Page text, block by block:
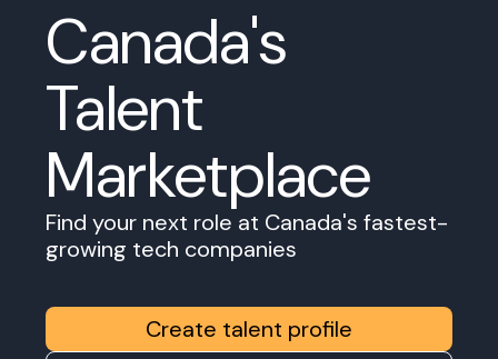
Canada's
Talent
Marketplace
Find your next role at Canada's fastest-
growing tech companies
Create talent profile